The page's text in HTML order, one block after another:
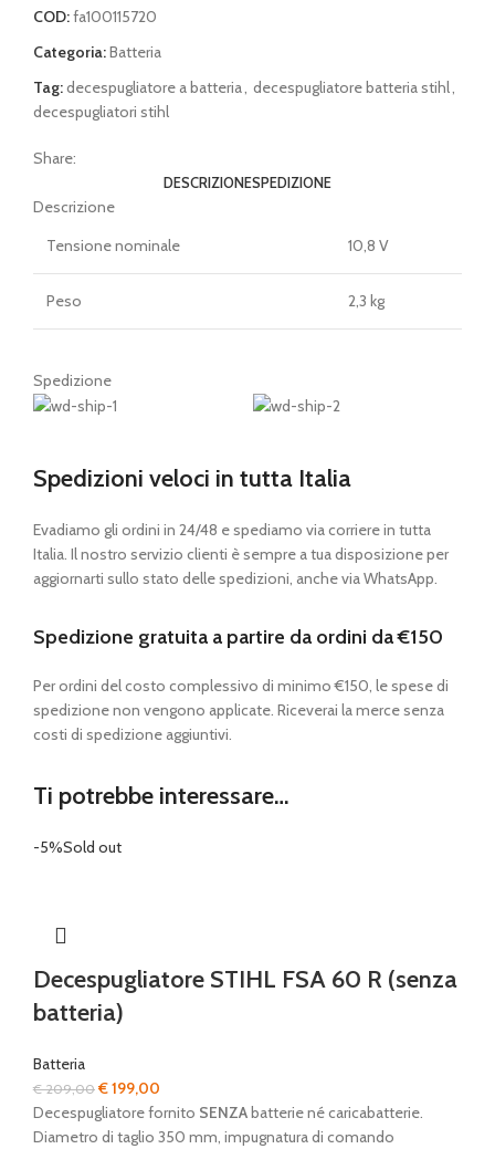
COD:fa100115720
Categoria:Batteria
Tag:decespugliatore a batteria decespugliatore batteria stihl
decespugliatori stihl
Share:
DESCRIZIONESPEDIZIONE
Descrizione
Tensione nominale
10,8 V
Peso 2,3 kg
Spedizione
Spedizioni veloci in tutta Italia
Evadiamo gli ordini in 24/48 e spediamo via corriere in tutta
Italia. Il nostro servizio clienti è sempre a tua disposizione per
aggiornarti sullo stato delle spedizioni, anche via WhatsApp.
Spedizione gratuita a partire da ordini da €150
Per ordini del costo complessivo di minimo €150, le spese di
spedizione non vengono applicate. Riceverai la merce senza
costi di spedizione aggiuntivi.
Ti potrebbe interessare…
-5%Sold out
Decespugliatore STIHL FSA 60 R (senza
batteria)
Batteria
€209,00Il
prezzo
originale
€199,00
prezzo
attuale
Decespugliatore fornito SENZAbatterie né caricabatterie.
Diametro di taglio 350 mm, impugnatura di comando